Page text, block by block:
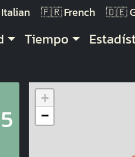
Italian French
Tiempo
+
−